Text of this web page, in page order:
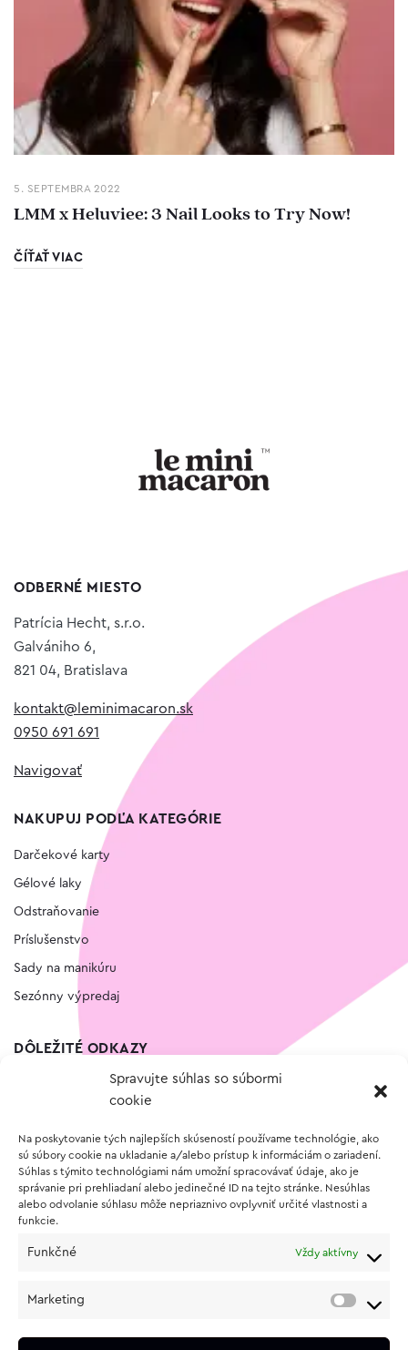
Spravujte súhlas so súbormi
cookie
Na poskytovanie tých najlepších skúseností používame technológie, ako
sú súbory cookie na ukladanie a/alebo prístup k informáciám o zariadení.
Súhlas s týmito technológiami nám umožní spracovávať údaje, ako je
správanie pri prehliadaní alebo jedinečné ID na tejto stránke. Nesúhlas
alebo odvolanie súhlasu môže nepriaznivo ovplyvniť určité vlastnosti a
funkcie.
Funkčné Vždy aktívny
Marketing
5. SEPTEMBRA 2022
LMM x Heluviee: 3 Nail Looks to Try Now!
ČÍŤAŤ VIAC
ODBERNÉ MIESTO
Patrícia Hecht, s.r.o.
Galvániho 6,
821 04, Bratislava
kontakt@leminimacaron.sk
0950 691 691
Navigovať
NAKUPUJ PODĽA KATEGÓRIE
Darčekové karty
Gélové laky
Odstraňovanie
Príslušenstvo
Sady na manikúru
Sezónny výpredaj
DÔLEŽITÉ ODKAZY
Vernostný program
O NÁKUPE
Vrátenie a reklamácia tovaru